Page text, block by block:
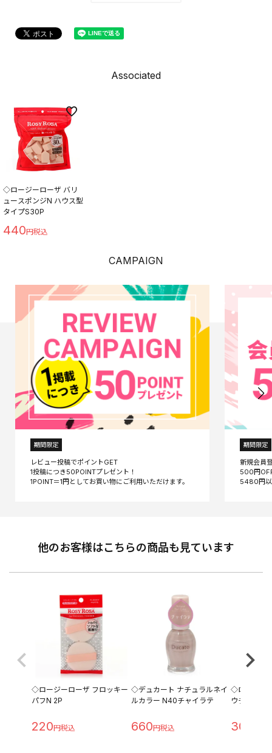
Associated
◇ロージーローザ バリ
ュースポンジN ハウス型
タイプS30P
440
CAMPAIGN
期間限定
レビュー投稿でポイントGET
1投稿につき50POINTプレゼント！
期間限定
新規会員
500円
他のお客様はこちらの商品も見ています
◇ロージーローザ フロッキー
パフN 2P
220
◇デュカート ナチュラルネイ
ルカラー N40チャイラテ
660
◇ロージー
ウチップ〈
308